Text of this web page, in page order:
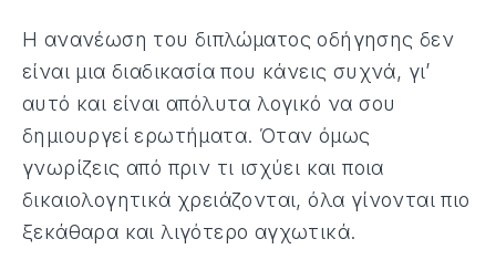
Η ανανέωση του διπλώματος οδήγησης δεν
είναι μια διαδικασία που κάνεις συχνά, γι’
αυτό και είναι απόλυτα λογικό να σου
δημιουργεί ερωτήματα. Όταν όμως
γνωρίζεις από πριν τι ισχύει και ποια
δικαιολογητικά χρειάζονται, όλα γίνονται πιο
ξεκάθαρα και λιγότερο αγχωτικά.